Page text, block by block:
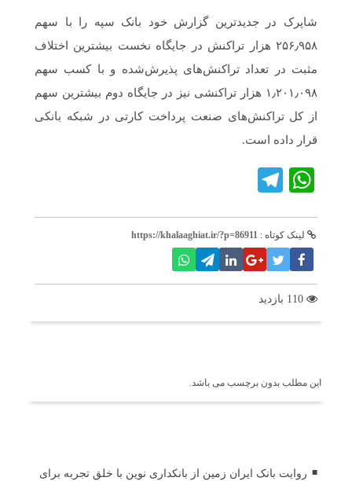
شاپرک در جدیدترین گزارش خود بانک سپه را با سهم
۲۵۶٫۹۵۸ هزار تراکنش در جایگاه نخست بیشترین اختلاف
مثبت در تعداد تراکنش‌های پذیرش‌شده و با کسب سهم
۱٫۲۰۱٫۰۹۸ هزار تراکنشی نیز در جایگاه دوم بیشترین سهم
از کل تراکنش‌های صنعت پرداخت کارتی در شبکه بانکی
قرار داده است.
WhatsApp
لینک کوتاه : https://khalaaghiat.ir/?p=86911
این مطلب بدون برچسب می باشد.
روایت بانک ایران زمین از بانکداری نوین با خلق تجربه برای